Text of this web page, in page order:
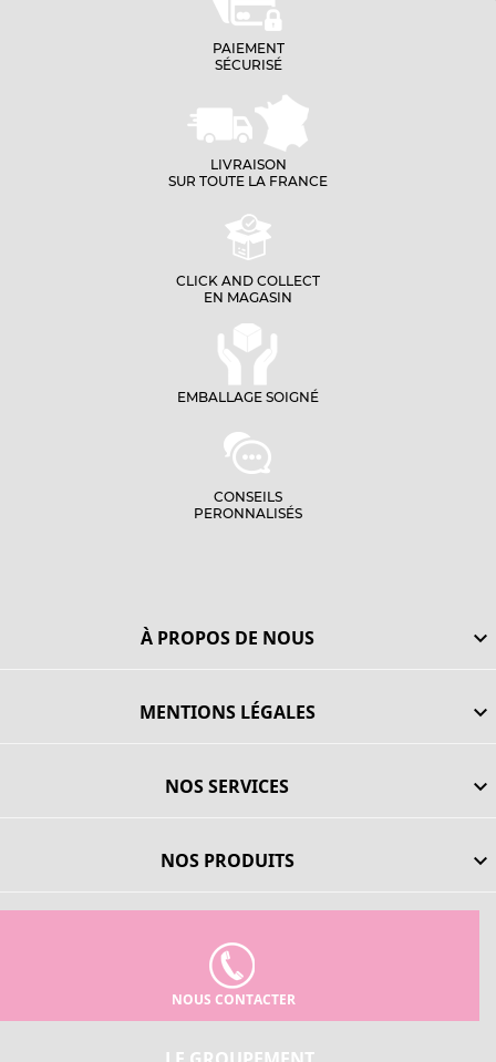
PAIEMENT
SÉCURISÉ
LIVRAISON
SUR TOUTE LA FRANCE
CLICK AND COLLECT
EN MAGASIN
EMBALLAGE SOIGNÉ
CONSEILS
PERONNALISÉS
À PROPOS DE NOUS 
MENTIONS LÉGALES 
NOS SERVICES 
NOS PRODUITS 
NOUS CONTACTER